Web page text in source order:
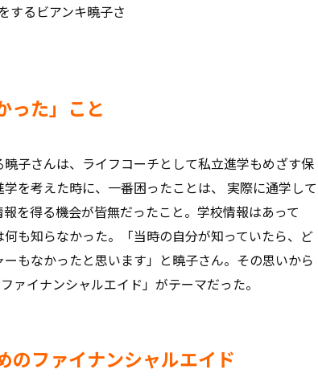
するビアンキ曉子さ
った」こと
子さんは、ライフコーチとして私立進学もめざす保
を考えた時に、一番困ったことは、 実際に通学して
を得る機会が皆無だったこと。学校情報はあって
も知らなかった。「当時の自分が知っていたら、ど
もなかったと思います」と曉子さん。その思いから
ァイナンシャルエイド」がテーマだった。
のファイナンシャルエイド